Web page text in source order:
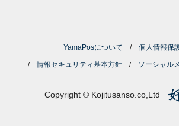
YamaPosについて 個人情報保
情報セキュリティ基本方針 ソーシャル
Copyright © Kojitusanso.co,Ltd